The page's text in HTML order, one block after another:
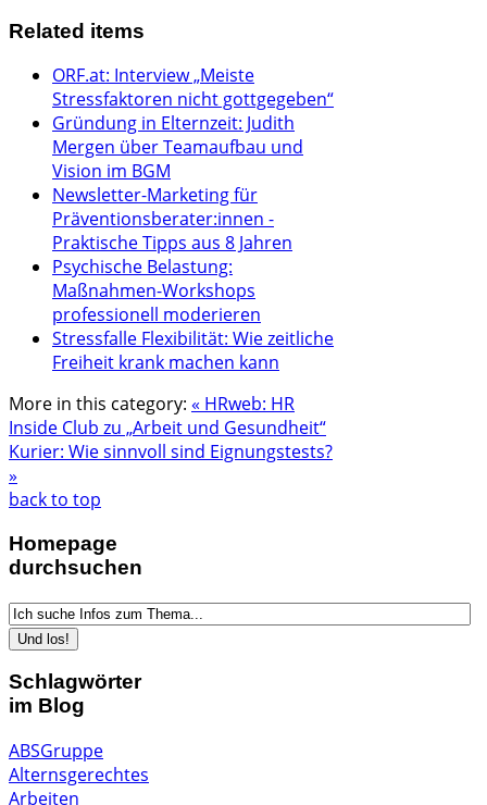
Related items
ORF.at: Interview „Meiste
Stressfaktoren nicht gottgegeben“
Gründung in Elternzeit: Judith
Mergen über Teamaufbau und
Vision im BGM
Newsletter-Marketing für
Präventionsberater:innen -
Praktische Tipps aus 8 Jahren
Psychische Belastung:
Maßnahmen-Workshops
professionell moderieren
Stressfalle Flexibilität: Wie zeitliche
Freiheit krank machen kann
More in this category: « HRweb: HR
Inside Club zu „Arbeit und Gesundheit“
Kurier: Wie sinnvoll sind Eignungstests?
»
back to top
Homepage
durchsuchen
Schlagwörter
im Blog
ABSGruppe
Alternsgerechtes
Arbeiten